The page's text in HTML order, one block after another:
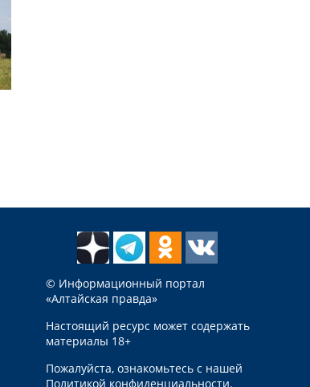
© Информационный портал
«Алтайская правда»
Настоящий ресурс может содержать
материалы 18+
Пожалуйста, ознакомьтесь с нашей
Политикой конфиденциальности.